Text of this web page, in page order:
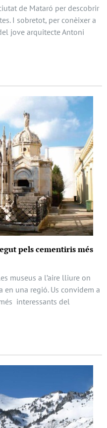
de Mataró per descobrir
I sobretot, per conèixer a
jove arquitecte Antoni
pels cementiris més
museus a l’aire lliure on
una regió. Us convidem a
interessants del